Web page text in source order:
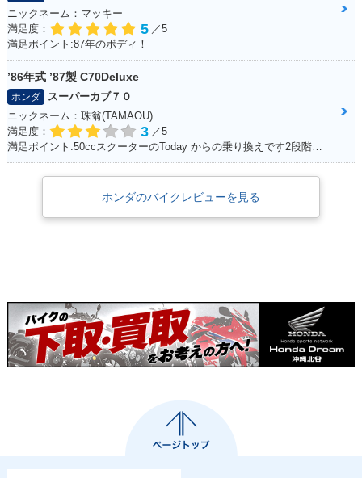
ニックネーム：マッキー
満足度：
5 ／5
満足ポイント:87年のボディ！
’86年式 ’87製 C70Deluxe
ホンダ
スーパーカブ７０
ニックネーム：珠翁(TAMAOU)
満足度：
3 ／5
満足ポイント:50ccスクーターのToday からの乗り換えです2段階右折や、30km/h規制から逃れるためにこれにしました。 Today にはセルモーターがありましたが、C70のエンジンスタートはキックのみ。 坂道にはどうしても非力感があり、登らないイメージ。 また、キャンプツーリングなど荷物満載で出掛けた時も中々走りません。 スプロケを前15、後38に換装してます。非力なのでややトルクに振って見ました。タイヤはノーマルです。これで75km/h出るか出ないかって所です。 普段使いの足がわりには良く働いてくれます。 キャンプや株主総会に出掛けるのでもっと磨いて、可愛がり、長く乗るつもりです。
ホンダのバイクレビューを見る